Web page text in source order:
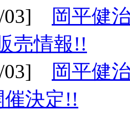
03]
岡平健
売情報!!
03]
岡平健
決定!!